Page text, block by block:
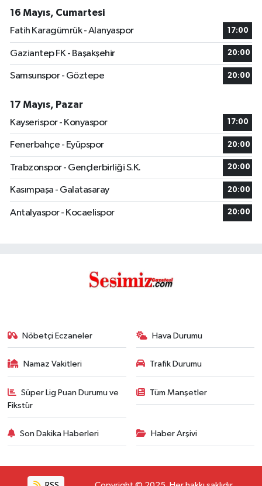
16 Mayıs, Cumartesi
Fatih Karagümrük - Alanyaspor
17:00
Gaziantep FK - Başakşehir 20:00
Samsunspor - Göztepe 20:00
17 Mayıs, Pazar
Kayserispor - Konyaspor
17:00
Fenerbahçe - Eyüpspor 20:00
Trabzonspor - Gençlerbirliği S.K. 20:00
Kasımpaşa - Galatasaray 20:00
Antalyaspor - Kocaelispor 20:00
Nöbetçi Eczaneler Hava Durumu
Namaz Vakitleri Trafik Durumu
Süper Lig Puan Durumu ve
Fikstür
Tüm Manşetler
Son Dakika Haberleri Haber Arşivi